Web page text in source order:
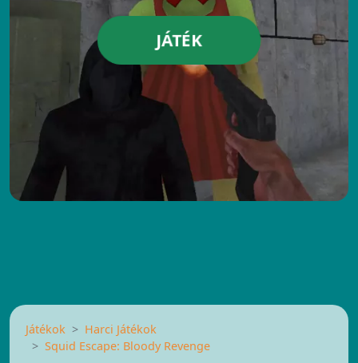
JÁTÉK
Játékok
Harci Játékok
Squid Escape: Bloody Revenge